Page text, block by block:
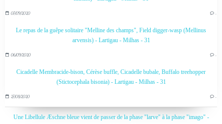
07/09/2020 …
Le repas de la guêpe solitaire "Melline des champs", Field digger-wasp (Mellinus
arvensis) - Lartigau - Milhas - 31
06/09/2020 …
Cicadelle Membracide-bison, Cérèse buffle, Cicadelle bubale, Buffalo treehopper
(Stictocephala bisonia) - Lartigau - Milhas - 31
27/08/2020 …
Une Libellule Æschne bleue vient de passer de la phase "larve" à la phase "imago" -